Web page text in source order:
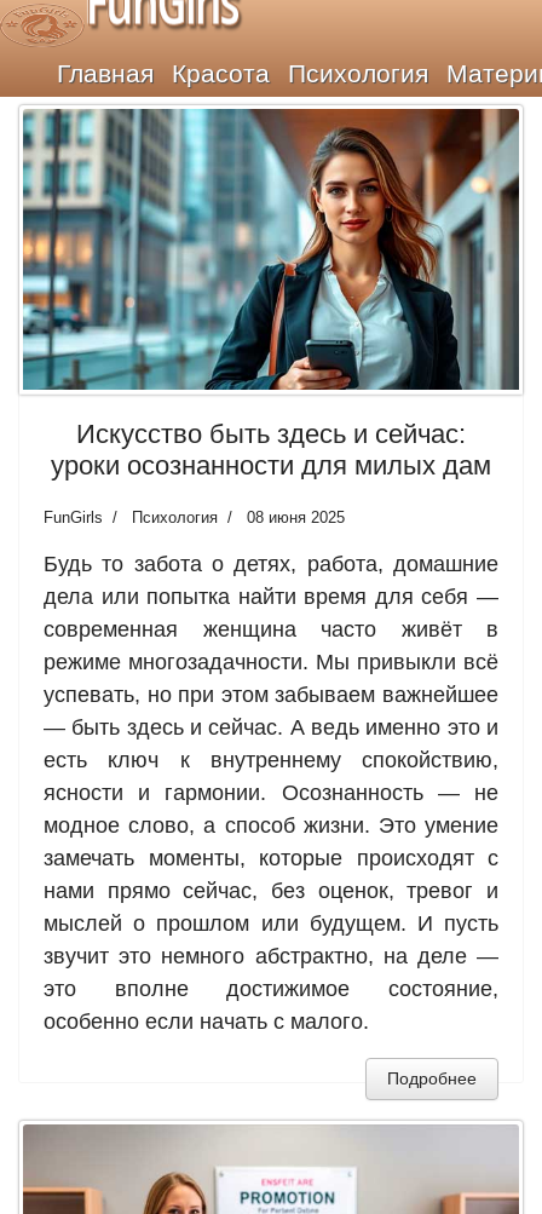
Главная Красота Психология
Искусство быть здесь и сейчас:
уроки осознанности для милых дам
FunGirls Психология 08 июня 2025
Будь то забота о детях, работа, домашние
дела или попытка найти время для себя —
современная женщина часто живёт в
режиме многозадачности. Мы привыкли всё
успевать, но при этом забываем важнейшее
— быть здесь и сейчас. А ведь именно это и
есть ключ к внутреннему спокойствию,
ясности и гармонии. Осознанность — не
модное слово, а способ жизни. Это умение
замечать моменты, которые происходят с
нами прямо сейчас, без оценок, тревог и
мыслей о прошлом или будущем. И пусть
звучит это немного абстрактно, на деле —
это вполне достижимое состояние,
особенно если начать с малого.
Подробнее